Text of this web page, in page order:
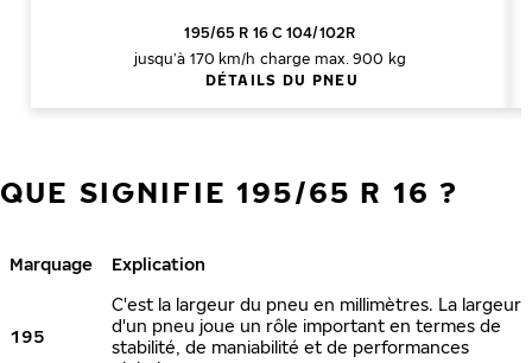
195/65 R 16 C 104/102R
jusqu’à 170 km/h charge max. 900 kg
DÉTAILS DU PNEU
QUE SIGNIFIE 195/65 R 16 ?
Marquage Explication
195
C'est la largeur du pneu en millimètres. La largeur
d'un pneu joue un rôle important en termes de
stabilité, de maniabilité et de performances